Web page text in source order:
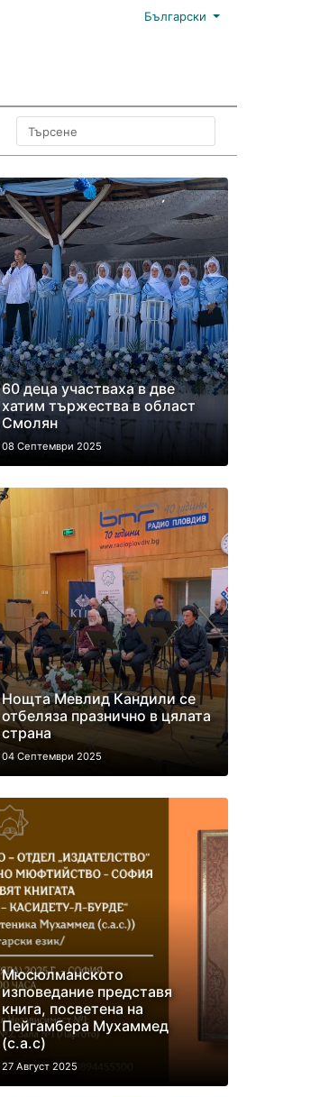
Български
60 деца участваха в две
хатим тържества в област
Смолян
08 Септември 2025
Нощта Мевлид Кандили се
отбеляза празнично в цялата
страна
04 Септември 2025
Мюсюлманското
изповедание представя
книга, посветeна на
Пейгамбера Мухаммед
(с.а.с)
27 Август 2025